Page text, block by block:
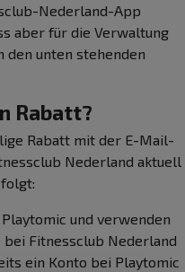
Nederland-App
aber für die Verwaltung
den unten stehenden
Rabatt?
Rabatt mit der E-Mail-
Nederland aktuell
und verwenden
Fitnessclub Nederland
ein Konto bei Playtomic